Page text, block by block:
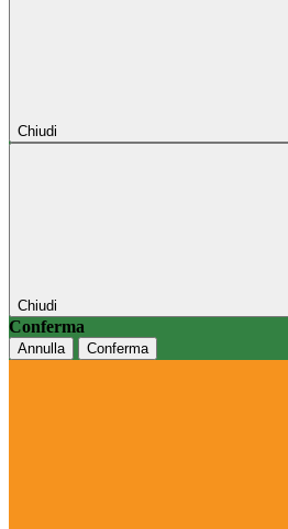
Chiudi
Chiudi
Conferma
Annulla Conferma